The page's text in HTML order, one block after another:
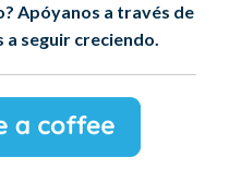
Apóyanos a través de
a seguir creciendo.